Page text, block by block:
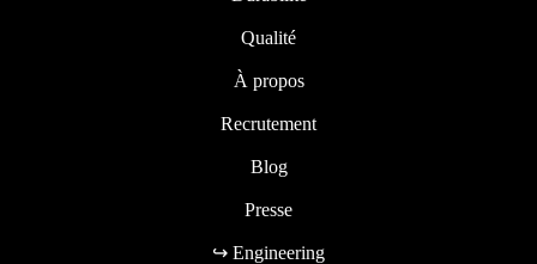
Qualité
À propos
Recrutement
Blog
Presse
↪ Engineering